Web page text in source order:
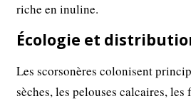
riche en inuline.
Écologie et
Les scorsonères colonisent
sèches, les pelouses calcaires,